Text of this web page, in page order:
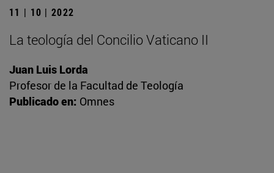
11 | 10 | 2022
La teología del Concilio Vaticano II
Juan Luis Lorda
Profesor de la Facultad de Teología
Publicado en: Omnes